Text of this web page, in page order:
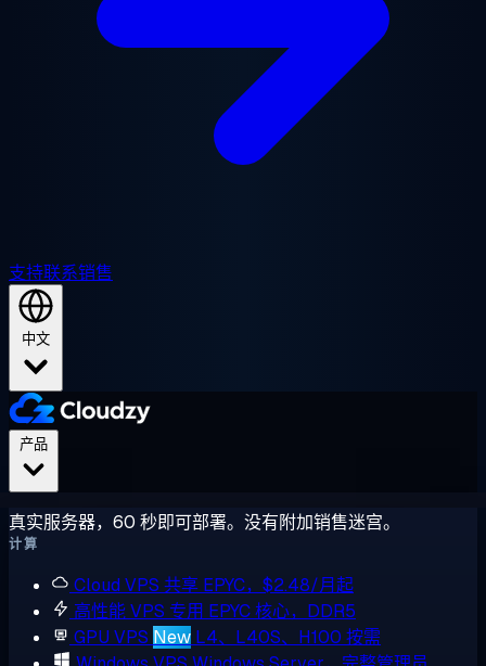
支持联系销售
中文
真实服务器，60 秒即可部署。没有附加销售迷宫。
计算
Cloud VPS 共享 EPYC，$2.48/月起
高性能 VPS 专用 EPYC 核心，DDR5
GPU VPS New L4、L40S、H100 按需